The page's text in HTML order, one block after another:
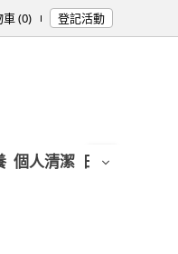
車 (0) 登記活動
個人清潔 日用/紙品